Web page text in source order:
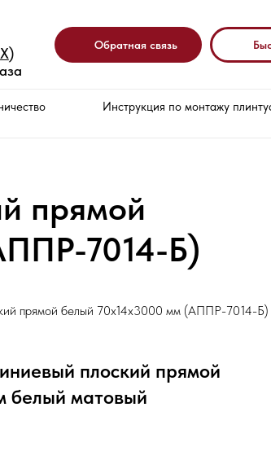
)
Обратная связь
Инструкция по монтажу
прямой
7014-Б)
прямой белый 70х14х3000 мм (АППР-7014-Б)
плоский прямой
белый матовый